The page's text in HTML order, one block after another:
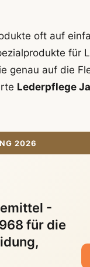
oft auf
für
genau auf die
Lederpflege
2026
-
für die